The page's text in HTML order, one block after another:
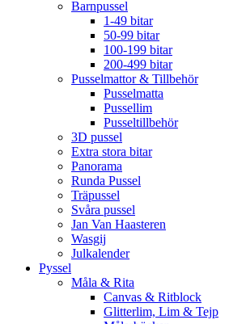
Barnpussel
1-49 bitar
50-99 bitar
100-199 bitar
200-499 bitar
Pusselmattor & Tillbehör
Pusselmatta
Pussellim
Pusseltillbehör
3D pussel
Extra stora bitar
Panorama
Runda Pussel
Träpussel
Svåra pussel
Jan Van Haasteren
Wasgij
Julkalender
Pyssel
Måla & Rita
Canvas & Ritblock
Glitterlim, Lim & Tejp